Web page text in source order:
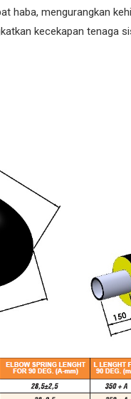
haba, mengurangkan
kecekapan tenaga